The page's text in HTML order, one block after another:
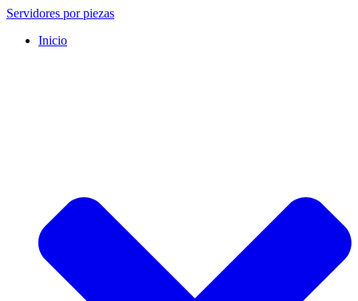
Saltar
contenido
Servidores por piezas
Inicio